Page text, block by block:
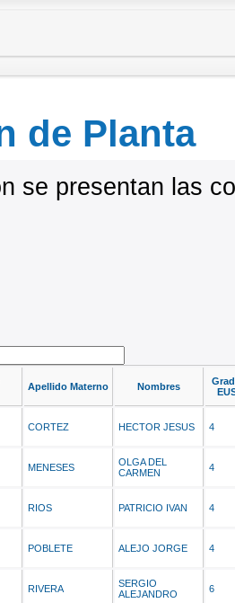
de Planta
se presentan las
Apellido Materno Nombres
CORTEZ HECTOR JESUS 4
MENESES
OLGA DEL
CARMEN
4
RIOS PATRICIO IVAN 4
POBLETE ALEJO JORGE 4
RIVERA
SERGIO
ALEJANDRO
6